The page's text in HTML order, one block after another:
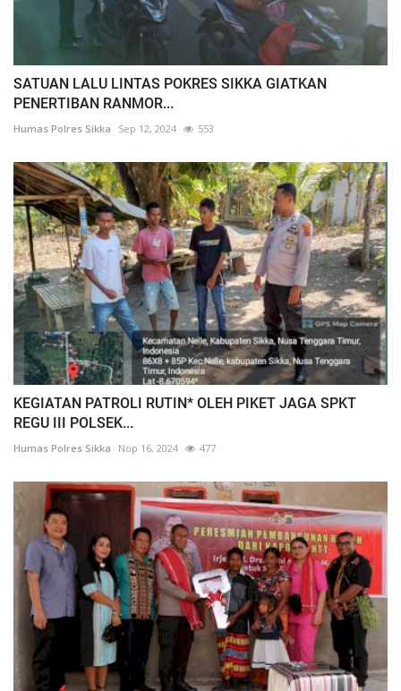
SATUAN LALU LINTAS POKRES SIKKA GIATKAN
PENERTIBAN RANMOR...
Humas Polres Sikka Sep 12, 2024 553
KEGIATAN PATROLI RUTIN* OLEH PIKET JAGA SPKT
REGU III POLSEK...
Humas Polres Sikka Nop 16, 2024 477